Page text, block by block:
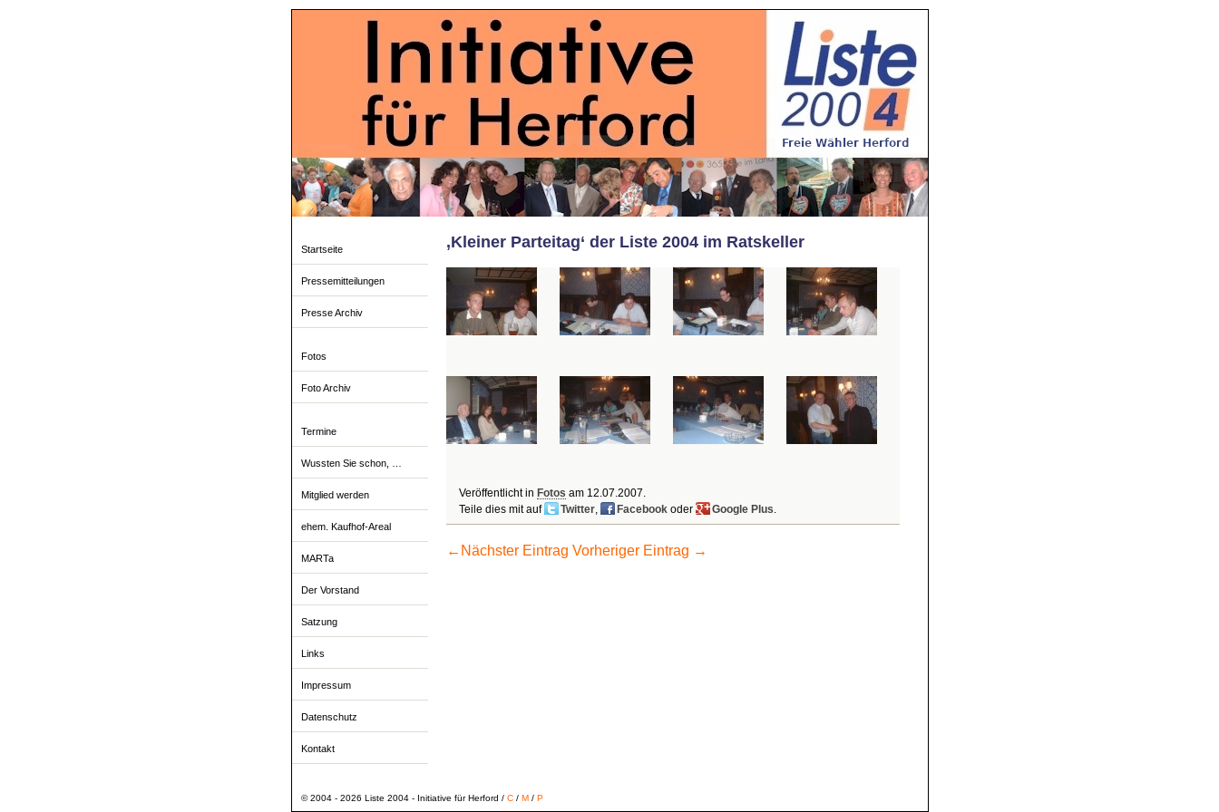
Startseite
Pressemitteilungen
Presse Archiv
Fotos
Foto Archiv
Termine
Wussten Sie schon, …
Mitglied werden
ehem. Kaufhof-Areal
MARTa
Der Vorstand
Satzung
Links
Impressum
Datenschutz
Kontakt
‚Kleiner Parteitag‘ der Liste 2004 im Ratskeller
Veröffentlicht in Fotos am 12.07.2007.
Teile dies mit auf
Twitter, Facebookoder Google Plus.
← Nächster Eintrag Vorheriger Eintrag →
© 2004 - 2026 Liste 2004 - Initiative für Herford / C/ M/ P